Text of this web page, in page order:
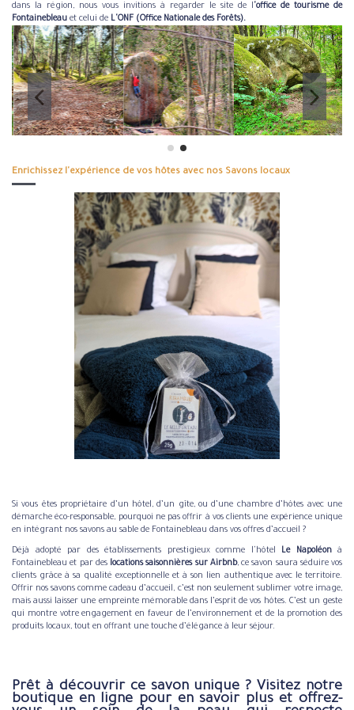
dans la région, nous vous invitions à regarder le site de l'office de tourisme de
Fontainebleau et celui de L'ONF (Office Nationale des Forêts).
Enrichissez l'expérience de vos hôtes avec nos Savons locaux
Si vous êtes propriétaire d’un hôtel, d’un gîte, ou d’une chambre d’hôtes avec une
démarche éco-responsable, pourquoi ne pas offrir à vos clients une expérience unique
en intégrant nos savons au sable de Fontainebleau dans vos offres d’accueil ?
Déjà adopté par des établissements prestigieux comme l'hôtel Le Napoléonà
Fontainebleau et par des locations saisonnières sur Airbnb, ce savon saura séduire vos
clients grâce à sa qualité exceptionnelle et à son lien authentique avec le territoire.
Offrir nos savons comme cadeau d’accueil, c’est non seulement sublimer votre image,
mais aussi laisser une empreinte mémorable dans l’esprit de vos hôtes. C’est un geste
qui montre votre engagement en faveur de l’environnement et de la promotion des
produits locaux, tout en offrant une touche d’élégance à leur séjour.
Prêt à découvrir ce savon unique ? Visitez notre
boutique en ligne pour en savoir plus et offrez-